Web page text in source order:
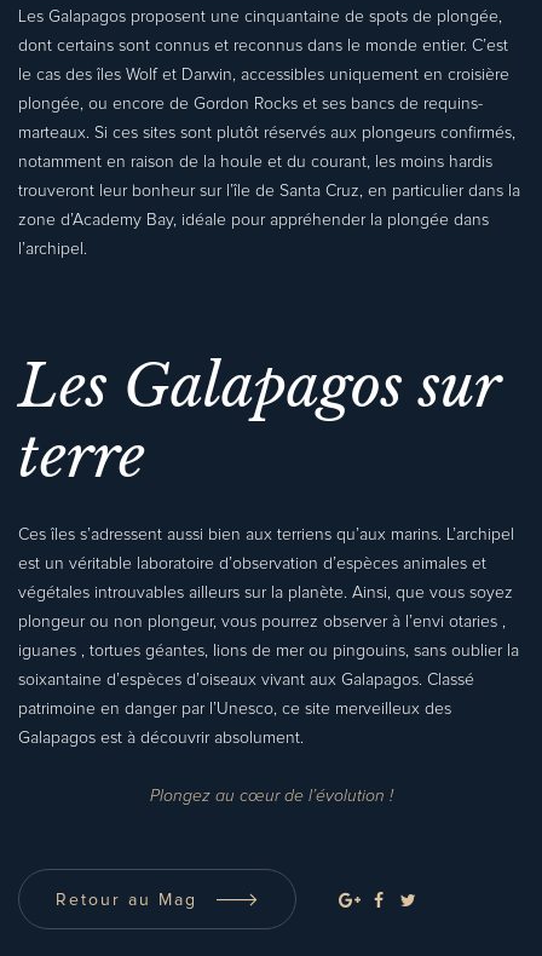
Les Galapagos proposent une cinquantaine de spots de plongée,
dont certains sont connus et reconnus dans le monde entier. C’est
le cas des îles Wolf et Darwin, accessibles uniquement en croisière
plongée, ou encore de Gordon Rocks et ses bancs de requins-
marteaux. Si ces sites sont plutôt réservés aux plongeurs confirmés,
notamment en raison de la houle et du courant, les moins hardis
trouveront leur bonheur sur l’île de Santa Cruz, en particulier dans la
zone d’Academy Bay, idéale pour appréhender la plongée dans
l’archipel.
Les Galapagos sur
terre
Ces îles s’adressent aussi bien aux terriens qu’aux marins. L’archipel
est un véritable laboratoire d’observation d’espèces animales et
végétales introuvables ailleurs sur la planète. Ainsi, que vous soyez
plongeur ou non plongeur, vous pourrez observer à l’envi otaries ,
iguanes , tortues géantes, lions de mer ou pingouins, sans oublier la
soixantaine d’espèces d’oiseaux vivant aux Galapagos. Classé
patrimoine en danger par l’Unesco, ce site merveilleux des
Galapagos est à découvrir absolument.
Plongez au cœur de l’évolution !
Retour au Mag